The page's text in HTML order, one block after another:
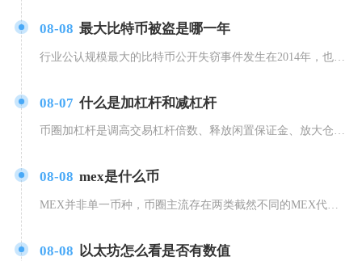
08-08 最大比特币被盗是哪一年
行业公认规模最大的比特币公开失窃事件发生在2014年，也就是圈内熟知的Mt.Gox门头沟事
08-07 什么是加杠杆和减杠杆
币圈加杠杆是调高交易杠杆倍数、释放闲置保证金、放大仓位盈亏波动，减杠杆是降低杠杆倍数、追加
08-08 mex是什么币
MEX并非单一币种，币圈主流存在两类截然不同的MEX代币，分别是MultiversX公链旗
08-08 以太坊怎么看是否有数值